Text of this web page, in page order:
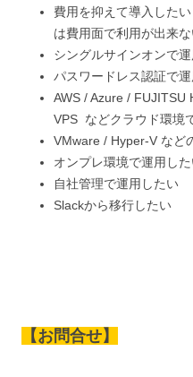
費用を抑えて導入した
は費用面で利用が出来な
シングルサインオンで
パスワードレス認証で
AWS / Azure /
VPS などクラウド環境
VMware / Hyper-V など
オンプレ環境で運用し
自社管理で運用したい
Slackから移行したい
【お問合せ】